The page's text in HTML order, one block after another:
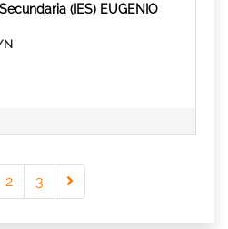
(IES) EUGENIO
N
2 3